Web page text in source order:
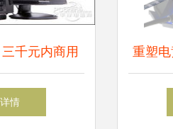
千元内商用
神外设推荐
情
重塑